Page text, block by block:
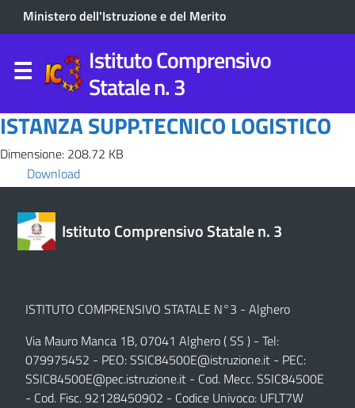
Ministero dell'Istruzione e del Merito
Istituto Comprensivo
Statale n. 3
ISTANZA SUPP.TECNICO LOGISTICO
Dimensione: 208.72 KB
Download
Istituto Comprensivo Statale n. 3
ISTITUTO COMPRENSIVO STATALE N°3 - Alghero
Via Mauro Manca 1B, 07041 Alghero ( SS ) - Tel:
079975452 - PEO:SSIC84500E@istruzione.it - PEC:
SSIC84500E@pec.istruzione.it - Cod. Mecc. SSIC84500E
- Cod. Fisc. 92128450902 - Codice Univoco: UFLT7W